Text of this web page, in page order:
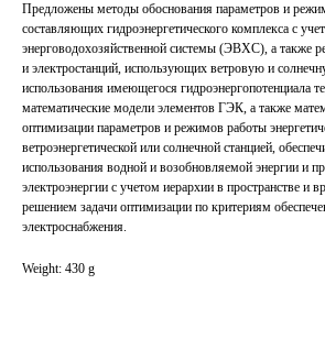
Предложены методы обоснования параметров и
составляющих гидроэнергетического комплекса с
энерговодохозяйственной системы (ЭВХС), а также
и электростанций, использующих ветровую и
использования имеющегося гидроэнергопотенциала
математические модели элементов ГЭК, а также
оптимизации параметров и режимов работы
ветроэнергетической или солнечной станцией,
использования водной и возобновляемой энергии и
электроэнергии с учетом иерархии в пространстве и
решением задачи оптимизации по критериям
электроснабжения.
Weight: 430 g